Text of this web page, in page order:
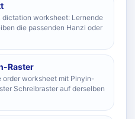
dictation worksheet: Lernende
die passenden Hanzi oder
Raster
order worksheet mit Pinyin-
Schreibraster auf derselben